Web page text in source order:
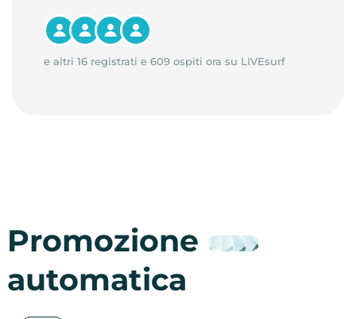
e altri 16 registrati e 609 ospiti ora su LIVEsurf
Promozione
automatica